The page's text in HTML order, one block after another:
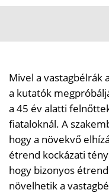
Mivel a vastagbélrák
a kutatók
a 45 év alatti
fiataloknál. A
hogy a növekvő
étrend kockázati
hogy bizonyos
növelhetik a